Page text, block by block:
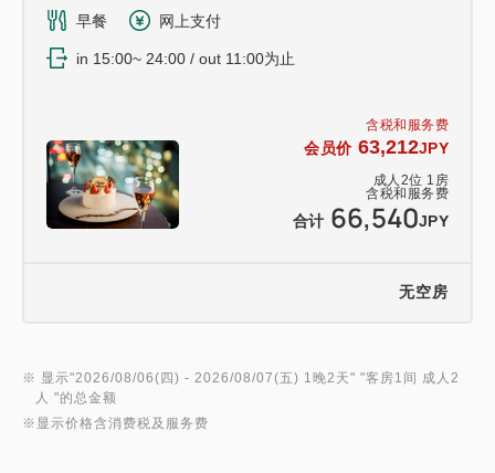
含税和服务费
会员价 63,212JPY
成人 2位 1 房
含税和服务费
合计 66,540JPY
早餐 网上支付
in 15:00~ 24:00 / out 11:00为止
无空房
※ 显示"2026/08/06(四) - 2026/08/07(五) 1晚2天" "客房1间 成人2
人 "的总金额
※显示价格含消费税及服务费